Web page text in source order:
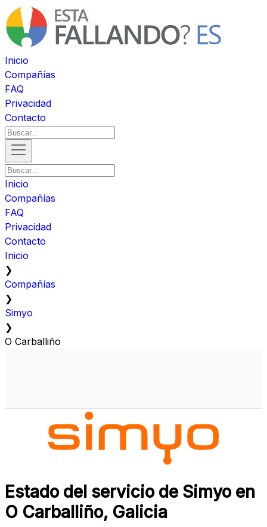
Inicio
Compañías
FAQ
Privacidad
Contacto
Inicio
Compañías
FAQ
Privacidad
Contacto
Inicio
❯
Compañías
❯
Simyo
❯
O Carballiño
Estado del servicio de Simyo en
O Carballiño, Galicia